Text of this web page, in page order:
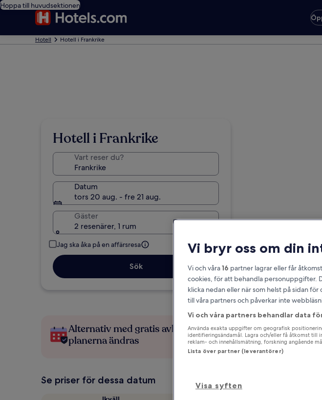
Hoppa till huvudsektionen
Hotell Hotell i Frankrike
Hotell i Frankrike
Vart reser du?
Datum
tors 20 aug. - fre 21 aug.
Gäster
2 resenärer, 1 rum
Jag ska åka på en affärsresa
Sök
Alternativ med gratis avbokning om
planerna ändras
Tjäna
Se priser för dessa datum
Vi bryr oss om din
Vi och våra16 partner lagrar eller får
cookies, för att behandla personuppgifter.
klicka nedan eller när som helst på sidan
till våra partners och påverkar inte
Vi och våra partners behandlar data
Använda exakta uppgifter om geografisk
identifieringsändamål. Lagra och/eller få åtkomst till
reklam- och innehållsmätning, forskning angående
Lista över partner (leverantörer)
Visa syften